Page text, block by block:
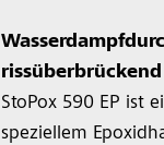
StoPox 590 EP ist
speziellem